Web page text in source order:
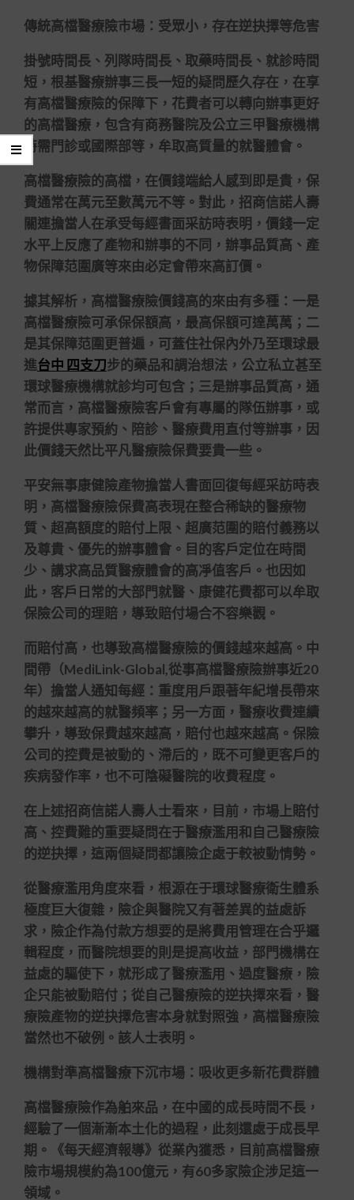
傳統高檔醫療險市場：受眾小，存在逆抉擇等危害
掛號時間長、列隊時間長、取藥時間長、就診時間
短，根基醫療辦事三長一短的疑問歷久存在，在享
有高檔醫療險的保障下，花費者可以轉向辦事更好
的高檔醫療，包含有商務醫院及公立三甲醫療機構
特需門診或國際部等，牟取高質量的就醫體會。
高檔醫療險的高檔，在價錢端給人感到即是貴，保
費通常在萬元至數萬元不等。對此，招商信諾人壽
關連擔當人在承受每經書面采訪時表明，價錢一定
水平上反應了產物和辦事的不同，辦事品質高、產
物保障范圍廣等來由必定會帶來高訂價。
據其解析，高檔醫療險價錢高的來由有多種：一是
高檔醫療險可承保保額高，最高保額可達萬萬；二
是其保障范圍更普遍，可蓋住社保內外乃至環球最
進台中 四支刀步的藥品和調治想法，公立私立甚至
環球醫療機構就診均可包含；三是辦事品質高，通
常而言，高檔醫療險客戶會有專屬的隊伍辦事，或
許提供專家預約、陪診、醫療費用直付等辦事，因
此價錢天然比平凡醫療險保費要貴一些。
平安無事康健險產物擔當人書面回復每經采訪時表
明，高檔醫療險保費高表現在整合稀缺的醫療物
質、超高額度的賠付上限、超廣范圍的賠付義務以
及尊貴、優先的辦事體會。目的客戶定位在時間
少、講求高品質醫療體會的高凈值客戶。也因如
此，客戶日常的大部門就醫、康健花費都可以牟取
保險公司的理賠，導致賠付場合不容樂觀。
而賠付高，也導致高檔醫療險的價錢越來越高。中
間帶（MediLink-Global,從事高檔醫療險辦事近20
年）擔當人通知每經：重度用戶跟著年紀增長帶來
的越來越高的就醫頻率；另一方面，醫療收費連續
攀升，導致保費越來越高，賠付也越來越高。保險
公司的控費是被動的、滯后的，既不可變更客戶的
疾病發作率，也不可陰礙醫院的收費程度。
在上述招商信諾人壽人士看來，目前，市場上賠付
高、控費難的重要疑問在于醫療濫用和自己醫療險
的逆抉擇，這兩個疑問都讓險企處于較被動情勢。
從醫療濫用角度來看，根源在于環球醫療衛生體系
極度巨大復雜，險企與醫院又有著差異的益處訴
求，險企作為付款方想要的是將費用管理在合乎邏
輯程度，而醫院想要的則是提高收益，部門機構在
益處的驅使下，就形成了醫療濫用、過度醫療，險
企只能被動賠付；從自己醫療險的逆抉擇來看，醫
療險產物的逆抉擇危害本身就對照強，高檔醫療險
當然也不破例。該人士表明。
機構對準高檔醫療下沉市場：吸收更多新花費群體
高檔醫療險作為舶來品，在中國的成長時間不長，
經驗了一個漸漸本土化的過程，此刻還處于成長早
期。《每天經濟報導》從業內獲悉，目前高檔醫療
險市場規模約為100億元，有60多家險企涉足這一
領域。